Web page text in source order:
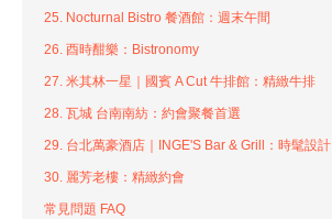
25. Nocturnal Bistro 餐酒館：週末午間
26. 酉時酣樂：Bistronomy
27. 米其林一星｜國賓 A Cut 牛排館：精緻牛排
28. 瓦城 台南南紡：約會聚餐首選
29. 台北萬豪酒店｜INGE'S Bar & Grill：時髦設計
30. 麗芳老樓：精緻約會
常見問題 FAQ